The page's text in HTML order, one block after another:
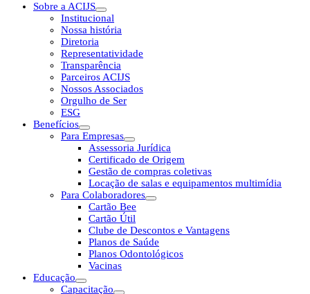
Sobre a ACIJS
Institucional
Nossa história
Diretoria
Representatividade
Transparência
Parceiros ACIJS
Nossos Associados
Orgulho de Ser
ESG
Benefícios
Para Empresas
Assessoria Jurídica
Certificado de Origem
Gestão de compras coletivas
Locação de salas e equipamentos multimídia
Para Colaboradores
Cartão Bee
Cartão Útil
Clube de Descontos e Vantagens
Planos de Saúde
Planos Odontológicos
Vacinas
Educação
Capacitação